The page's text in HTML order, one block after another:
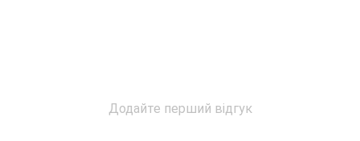
Додайте перший відгук